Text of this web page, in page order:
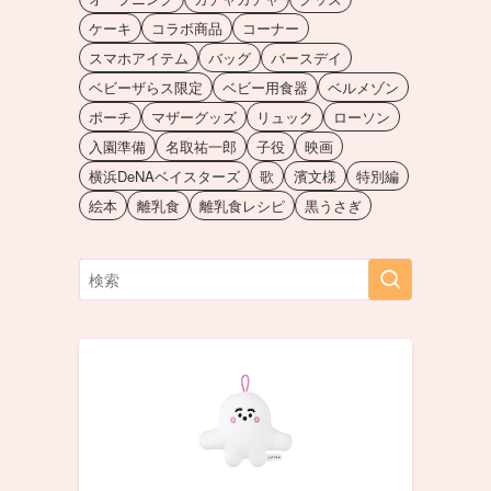
ケーキ
コラボ商品
コーナー
スマホアイテム
バッグ
バースデイ
ベビーザらス限定
ベビー用食器
ベルメゾン
ポーチ
マザーグッズ リュック
ローソン
入園準備
名取祐一郎 子役
映画
横浜DeNAベイスターズ
歌 濱文様
特別編
絵本
離乳食 離乳食レシピ 黒うさぎ